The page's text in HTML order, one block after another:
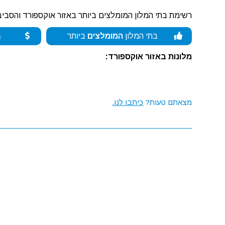
רשימת בתי המלון המומלצים ביותר באזור אוקספורד
בתי המלון המומלצים ביותר
מלונות באזור אוקספורד:
מצאתם טעות? כיתבו לנו.